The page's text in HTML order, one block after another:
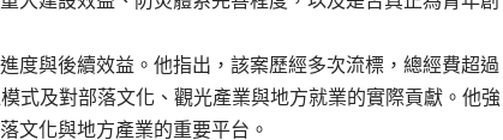
度與後續效益。他指出，該案歷經多次流標，總經費超過
式及對部落文化、觀光產業與地方就業的實際貢獻。他強
文化與地方產業的重要平台。